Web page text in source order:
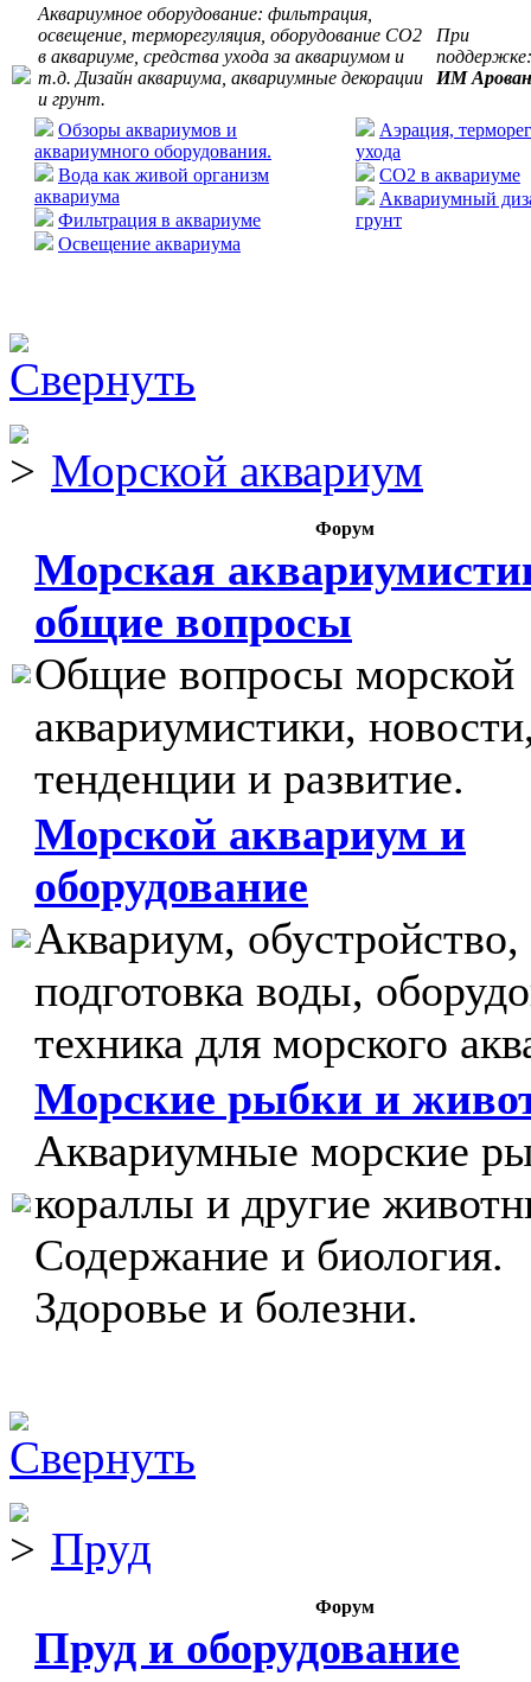
Аквариумное оборудование: фильтрация,
освещение, терморегуляция, оборудование СО2
в аквариуме, средства ухода за аквариумом и
т.д. Дизайн аквариума, аквариумные декорации
и грунт.
При
поддержке:
ИМ
Обзоры аквариумов и
аквариумного оборудования.
Вода как живой организм
аквариума
Фильтрация в аквариуме
Освещение аквариума
Аэрация,
ухода
CO2 в аквариуме
Аквариумный
грунт
Морской аквариум
Форум
Морская
общие вопросы
Общие вопросы морской
аквариумистики,
тенденции и развитие.
Морской аквариум и
оборудование
Аквариум, обустройство,
подготовка воды,
техника для морского
Морские рыбки и
Аквариумные морские
кораллы и другие
Содержание и биология.
Здоровье и болезни.
Пруд
Форум
Пруд и оборудование